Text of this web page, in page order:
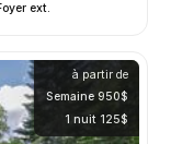
ext.
à partir de
Semaine 950$
1 nuit 125$